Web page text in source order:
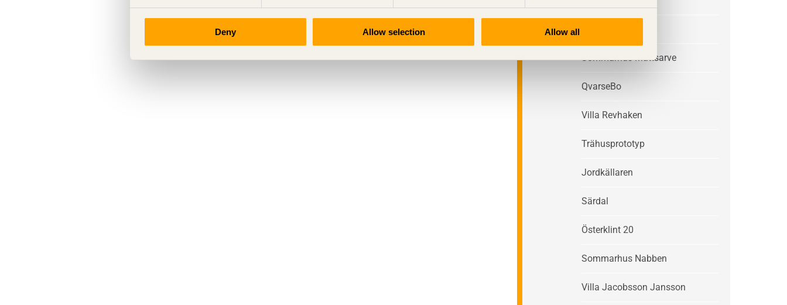
Deny Allow selection Allow all
Sommarhus Mattsarve
QvarseBo
Villa Revhaken
Trähusprototyp
Jordkällaren
Särdal
Österklint 20
Sommarhus Nabben
Villa Jacobsson Jansson